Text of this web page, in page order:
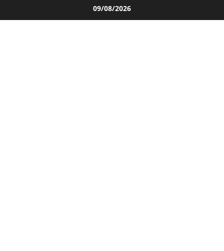
al
09/08/2026